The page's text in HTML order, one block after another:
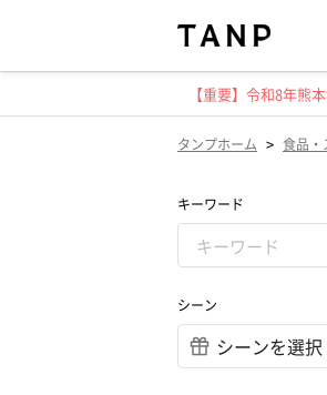
【重要】令和8年熊
タンプホーム > 食品・
キーワード
シーン